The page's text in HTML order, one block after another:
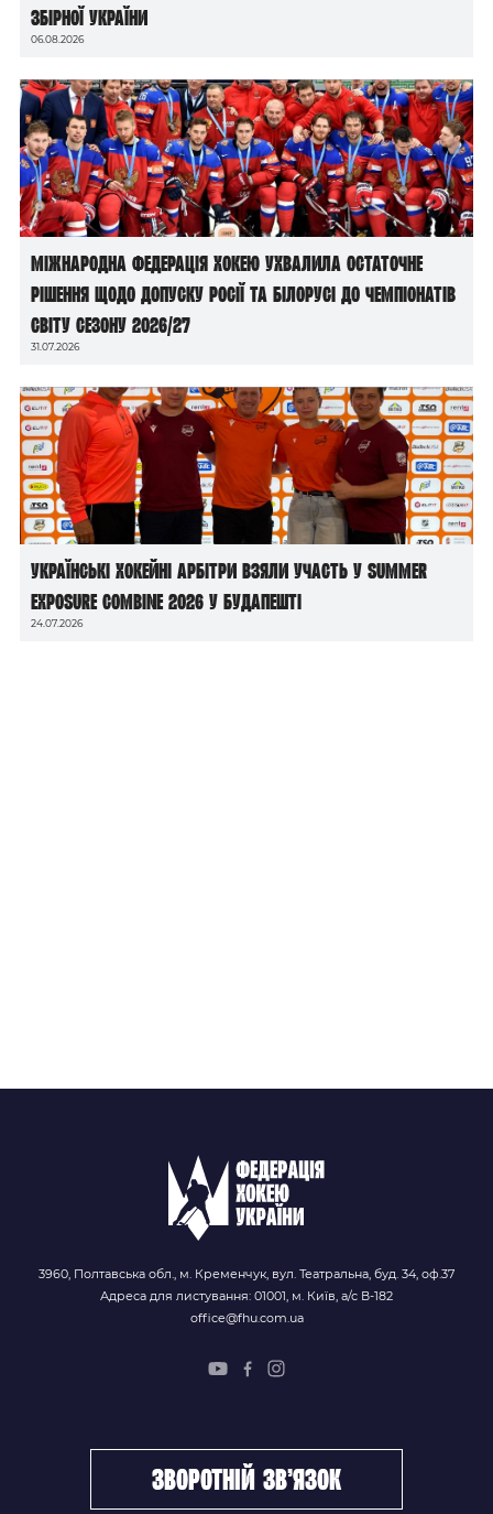
збірної України
06.08.2026
Міжнародна федерація хокею ухвалила остаточне
рішення щодо допуску росії та білорусі до чемпіонатів
світу сезону 2026/27
31.07.2026
Українські хокейні арбітри взяли участь у Summer
Exposure Combine 2026 у Будапешті
24.07.2026
3960, Полтавська обл., м. Кременчук, вул. Театральна, буд. 34, оф.37
Адреса для листування: 01001, м. Київ, а/с В-182
office@fhu.com.ua
зворотній зв’язок